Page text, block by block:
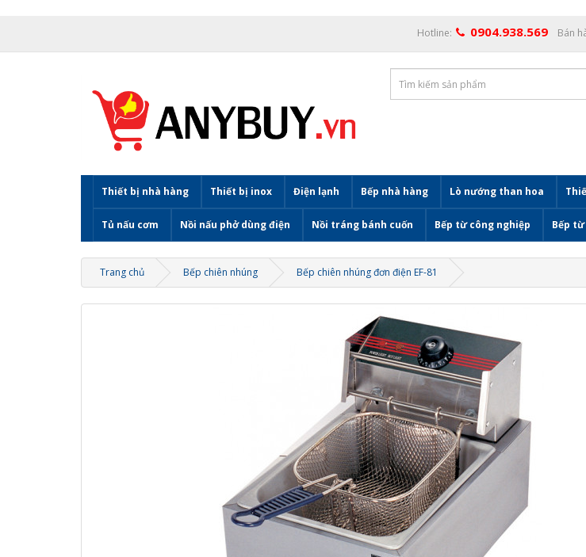
Hotline: 0904.938.569 Bán
Thiết bị nhà hàng Thiết bị inox Điện lạnh Bếp nhà hàng Lò nướng than hoa
Tủ nấu cơm Nồi nấu phở dùng điện Nồi tráng bánh cuốn Bếp từ công nghiệp Bếp
Trang chủ Bếp chiên nhúng Bếp chiên nhúng đơn điện EF-81